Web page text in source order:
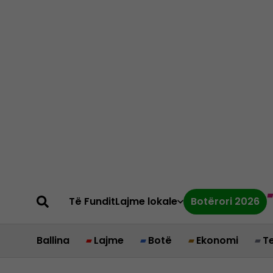
Të FunditLajme lokale Botërori 2026
Ballina Lajme Botë Ekonomi